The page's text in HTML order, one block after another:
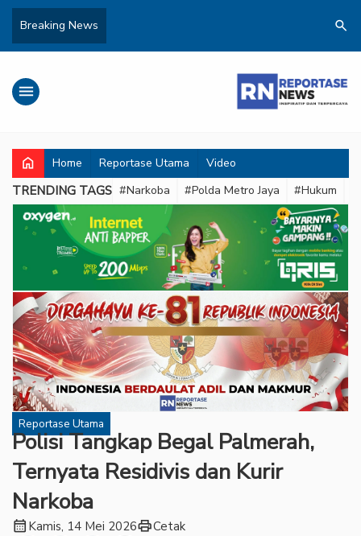
Breaking News search
menu
home Home Reportase Utama Video
TRENDING TAGS #Narkoba #Polda Metro Jaya #Hukum
Reportase Utama
Polisi Tangkap Begal Palmerah,
Ternyata Residivis dan Kurir
Narkoba
calendar_month Kamis, 14 Mei 2026printCetak